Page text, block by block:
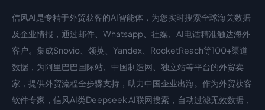
中文入口
信风AI是专精于外贸获客的AI智能体，为您实时搜索全球海关数据
及企业情报，通过邮件、Whatsapp、社媒、AI电话精准触达海外
客户。集成Snovio、领英、Yandex、RocketReach等100+渠道
数据，为阿里巴巴国际站、中国制造网、独立站等平台的外贸卖
家，提供外贸流程全步骤支持，助力中国企业出海。作为外贸获客
软件专家，信风AI类Deepseek AI联网搜索，自动过滤无效数据，